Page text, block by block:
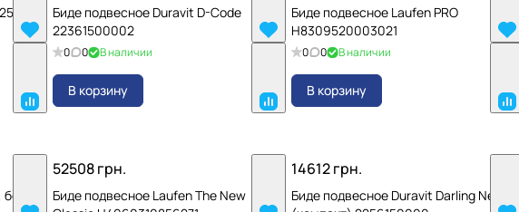
Биде подвесное Duravit D-Code
22361500002
0 0 В наличии
В корзину
Биде подвесное Laufen PRO
H8309520003021
0 0 В наличии
В корзину
52508 грн.
Биде подвесное Laufen The New
14612 грн.
Биде подвесное Duravit Darling New